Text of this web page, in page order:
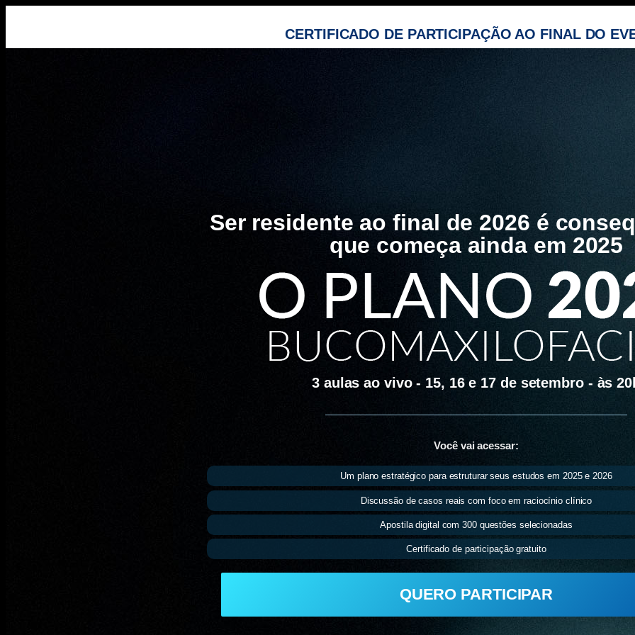
CERTIFICADO DE PARTICIPAÇÃO AO FINAL DO
Ser residente ao final de 2026 é
que começa ainda em 2025
3 aulas ao vivo - 15, 16 e 17 de setembro - às
Você vai acessar:
Um plano estratégico para estruturar seus estudos em 2025 e 2026
Discussão de casos reais com foco em raciocínio clínico
Apostila digital com 300 questões selecionadas
Certificado de participação gratuito
QUERO PARTICIPAR